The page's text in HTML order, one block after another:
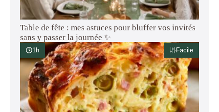
Table de fête : mes astuces pour bluffer vos invités
sans y passer la journée ✨
1h Facile